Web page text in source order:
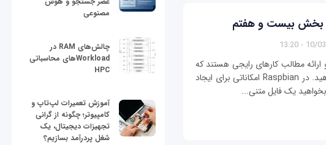
- بخش بیست و هفتم
10/03/
ارائه مطالب کارهای رایجی هستند که
باید بتوانید با یک کامپیوتر انجام دهید. در Raspbian امکاناتی برای ایجاد
یک فایل متنی...
مصنوعی
چالش‌های RAM در
Workloadهای محاسباتی
HPC
آموزش تعمیرات لپ‌تاپ و
کامپیوتر؛ چگونه از گرانی
تجهیزات دیجیتال، یک
شغل پردرآمد بسازیم؟